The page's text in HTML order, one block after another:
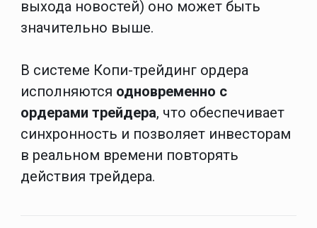
выхода новостей) оно может быть
значительно выше.
В системе Копи-трейдинг ордера
исполняются одновременно с
ордерами трейдера, что обеспечивает
синхронность и позволяет инвесторам
в реальном времени повторять
действия трейдера.